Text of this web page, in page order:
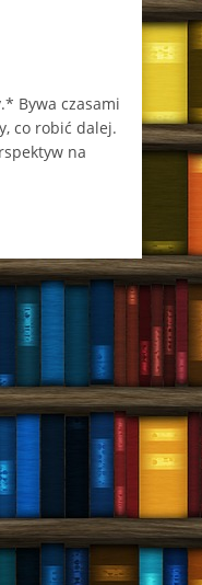
Bywa czasami
co robić dalej.
na